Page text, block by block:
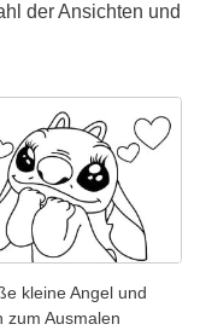
der Ansichten und
kleine Angel und
zum Ausmalen